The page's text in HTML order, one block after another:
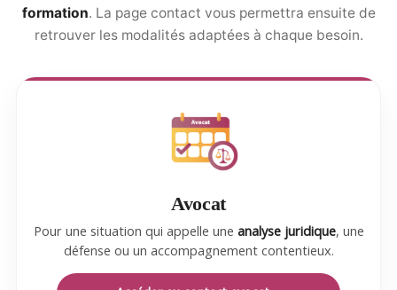
formation. La page contact vous permettra ensuite de
retrouver les modalités adaptées à chaque besoin.
Avocat
Pour une situation qui appelle une analyse juridique, une
défense ou un accompagnement contentieux.